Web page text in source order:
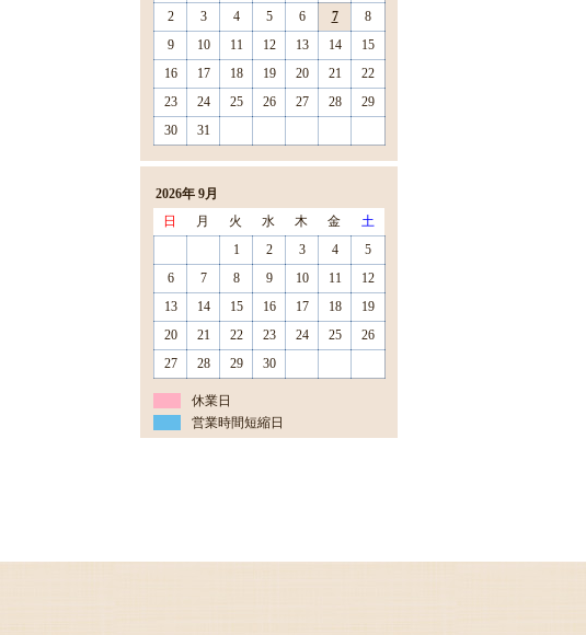
2
3 4 5 6 7
8
9
10 11 12 13 14
15
16
17 18 19 20 21
22
23
24 25 26 27 28
29
30
31
2026年 9月
日
月 火 水 木 金
土
1
2 3 4
5
6
7 8 9 10 11
12
13
14 15 16 17 18
19
20
21 22 23 24 25
26
27
28 29 30
休業日
営業時間短縮日